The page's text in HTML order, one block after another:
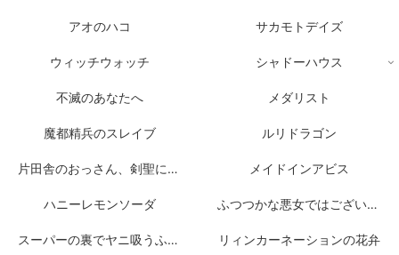
アオのハコ サカモトデイズ
ウィッチウォッチ シャドーハウス
不滅のあなたへ メダリスト
魔都精兵のスレイブ ルリドラゴン
片田舎のおっさん、剣聖になる メイドインアビス
ハニーレモンソーダ ふつつかな悪女ではございますが
スーパーの裏でヤニ吸うふたり リィンカーネーションの花弁